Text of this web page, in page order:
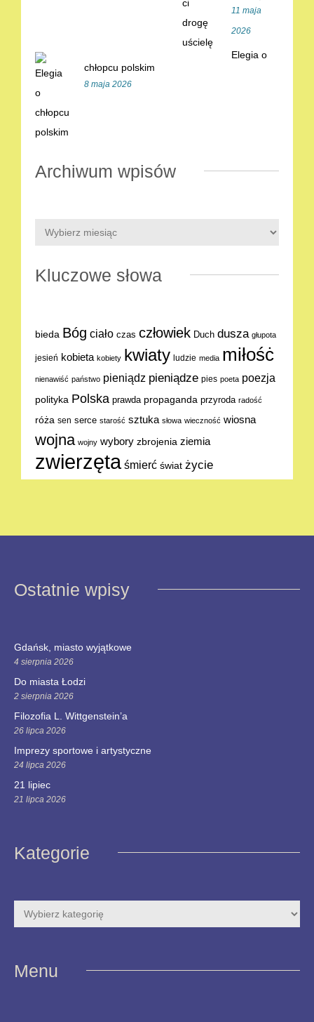
11 maja
2026
Elegia o
chłopcu polskim
8 maja 2026
Archiwum wpisów
Kluczowe słowa
bieda Bóg ciało czas człowiek Duch dusza głupota
jesień kobieta kobiety kwiaty ludzie media miłośċ
nienawiść państwo pieniądz pieniądze pies poeta poezja
polityka Polska prawda propaganda przyroda radość
róża sen serce starość sztuka słowa wieczność wiosna
wojna wojny wybory zbrojenia ziemia
zwierzęta śmierć świat życie
Ostatnie wpisy
Gdańsk, miasto wyjątkowe
4 sierpnia 2026
Do miasta Łodzi
2 sierpnia 2026
Filozofia L. Wittgenstein’a
26 lipca 2026
Imprezy sportowe i artystyczne
24 lipca 2026
21 lipiec
21 lipca 2026
Kategorie
Menu